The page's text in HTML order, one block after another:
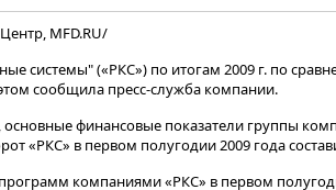
MFD.RU/
системы" («РКС») по итогам 2009 г. по
сообщила пресс-служба компании.
финансовые показатели группы
«РКС» в первом полугодии 2009 года
компаниями «РКС» в первом